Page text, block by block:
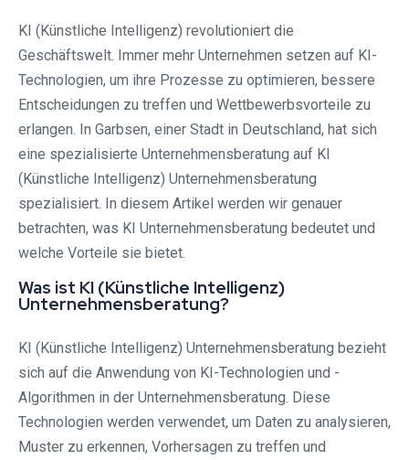
KI (Künstliche Intelligenz) revolutioniert die
Geschäftswelt. Immer mehr Unternehmen setzen auf KI-
Technologien, um ihre Prozesse zu optimieren, bessere
Entscheidungen zu treffen und Wettbewerbsvorteile zu
erlangen. In Garbsen, einer Stadt in Deutschland, hat sich
eine spezialisierte Unternehmensberatung auf KI
(Künstliche Intelligenz) Unternehmensberatung
spezialisiert. In diesem Artikel werden wir genauer
betrachten, was KI Unternehmensberatung bedeutet und
welche Vorteile sie bietet.
Was ist KI (Künstliche Intelligenz)
Unternehmensberatung?
KI (Künstliche Intelligenz) Unternehmensberatung bezieht
sich auf die Anwendung von KI-Technologien und -
Algorithmen in der Unternehmensberatung. Diese
Technologien werden verwendet, um Daten zu analysieren,
Muster zu erkennen, Vorhersagen zu treffen und